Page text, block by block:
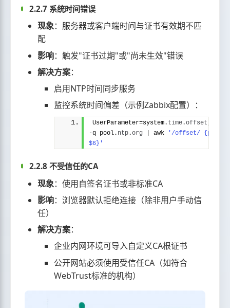
2.2.7 系统时间错误
现象：服务器或客户端时间与证书有效期不匹
配
影响：触发"证书过期"或"尚未生效"错误
解决方案：
启用NTP时间同步服务
监控系统时间偏差（示例Zabbix配置）：
UserParameter=system. time.offset
-q pool. ntp.org | awk
'/offset/ {print
$6}'
2.2.8 不受信任的CA
现象：使用自签名证书或非标准CA
影响：浏览器默认拒绝连接（除非用户手动信
任）
解决方案：
企业内网环境可导入自定义CA根证书
公开网站必须使用受信任CA（如符合
WebTrust标准的机构）